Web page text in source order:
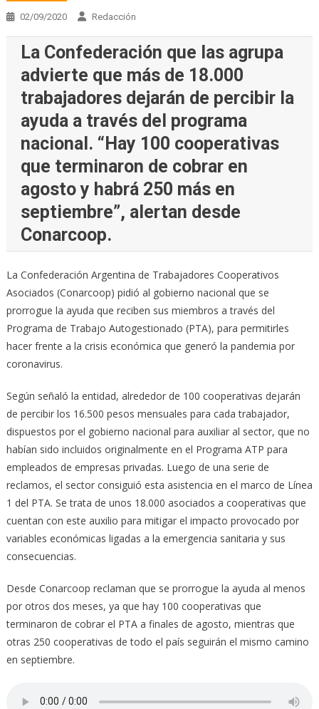
02/09/2020 Redacción
La Confederación que las agrupa
advierte que más de 18.000
trabajadores dejarán de percibir la
ayuda a través del programa
nacional. “Hay 100 cooperativas
que terminaron de cobrar en
agosto y habrá 250 más en
septiembre”, alertan desde
Conarcoop.
La Confederación Argentina de Trabajadores Cooperativos
Asociados (Conarcoop) pidió al gobierno nacional que se
prorrogue la ayuda que reciben sus miembros a través del
Programa de Trabajo Autogestionado (PTA), para permitirles
hacer frente a la crisis económica que generó la pandemia por
coronavirus.
Según señaló la entidad, alrededor de 100 cooperativas dejarán
de percibir los 16.500 pesos mensuales para cada trabajador,
dispuestos por el gobierno nacional para auxiliar al sector, que no
habían sido incluidos originalmente en el Programa ATP para
empleados de empresas privadas. Luego de una serie de
reclamos, el sector consiguió esta asistencia en el marco de Línea
1 del PTA. Se trata de unos 18.000 asociados a cooperativas que
cuentan con este auxilio para mitigar el impacto provocado por
variables económicas ligadas a la emergencia sanitaria y sus
consecuencias.
Desde Conarcoop reclaman que se prorrogue la ayuda al menos
por otros dos meses, ya que hay 100 cooperativas que
terminaron de cobrar el PTA a finales de agosto, mientras que
otras 250 cooperativas de todo el país seguirán el mismo camino
en septiembre.